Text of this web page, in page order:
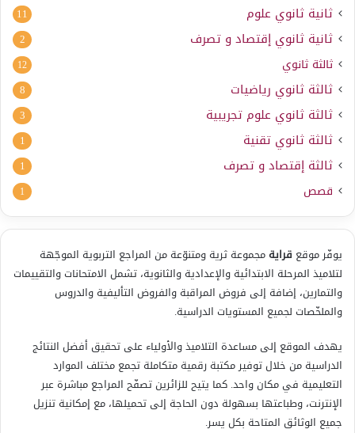
ثانية ثانوي علوم 11
ثانية ثانوي إقتصاد و تصرف 2
ثالثة ثانوي 12
ثالثة ثانوي رياضيات 8
ثالثة ثانوي علوم تجريبية 3
ثالثة ثانوي تقنية 1
ثالثة إقتصاد و تصرف 1
قصص 1
يوفّر موقع قرايةمجموعة ثرية ومتنوّعة من المراجع التربوية الموجّهة
لتلاميذ المرحلة الابتدائية والإعدادية والثانوية، تشمل الامتحانات والتقييمات
والتمارين، إضافة إلى فروض المراقبة والفروض التأليفية والدروس
والملخّصات لجميع المستويات الدراسية.
يهدف الموقع إلى مساعدة التلاميذ والأولياء على تحقيق أفضل النتائج
الدراسية من خلال توفير مكتبة رقمية متكاملة تجمع مختلف الموارد
التعليمية في مكان واحد. كما يتيح للزائرين تصفّح المراجع مباشرة عبر
الإنترنت، وطباعتها بسهولة دون الحاجة إلى تحميلها، مع إمكانية تنزيل
جميع الوثائق المتاحة بكل يسر.